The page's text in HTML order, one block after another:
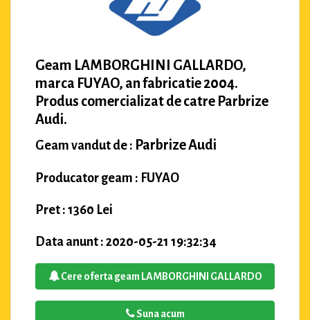
Geam LAMBORGHINI GALLARDO,
marca FUYAO, an fabricatie 2004.
Produs comercializat de catre Parbrize
Audi.
Geam vandut de : Parbrize Audi
Producator geam : FUYAO
Pret : 1360 Lei
Data anunt : 2020-05-21 19:32:34
Cere oferta geam LAMBORGHINI GALLARDO
Suna acum